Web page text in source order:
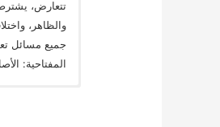
تتعارض،
واﻟﻈﺎﻫﺮ،
جميع مسائل
المفتاحية: